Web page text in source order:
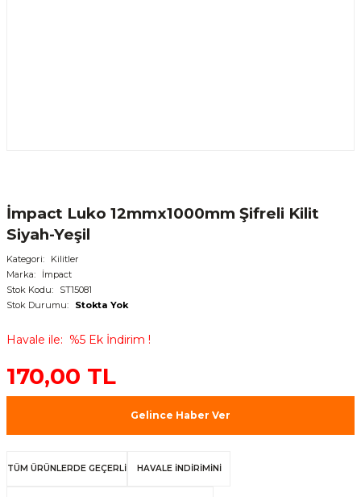
İmpact Luko 12mmx1000mm Şifreli Kilit
Siyah-Yeşil
Kategori
Kilitler
Marka
İmpact
Stok Kodu
ST15081
Stok Durumu
Stokta Yok
Havale ile %5 Ek İndirim !
170,00 TL
Gelince Haber Ver
TÜM ÜRÜNLERDE GEÇERLİ HAVALE İNDİRİMİNİ